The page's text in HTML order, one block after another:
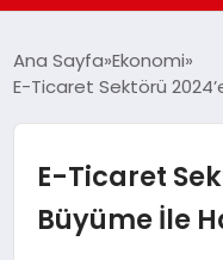
EĞITIM
EKONOMI
Ana Sayfa Ekonomi
E-Ticaret Sektörü
E-Ticaret
Büyüme İle